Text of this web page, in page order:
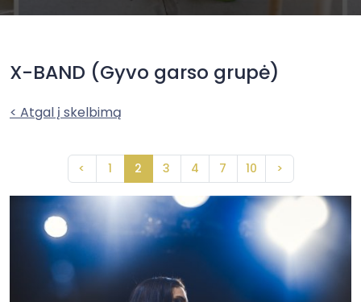
X-BAND (Gyvo garso grupė)
< Atgal į skelbimą
< 1 2 3 4 7 10 >